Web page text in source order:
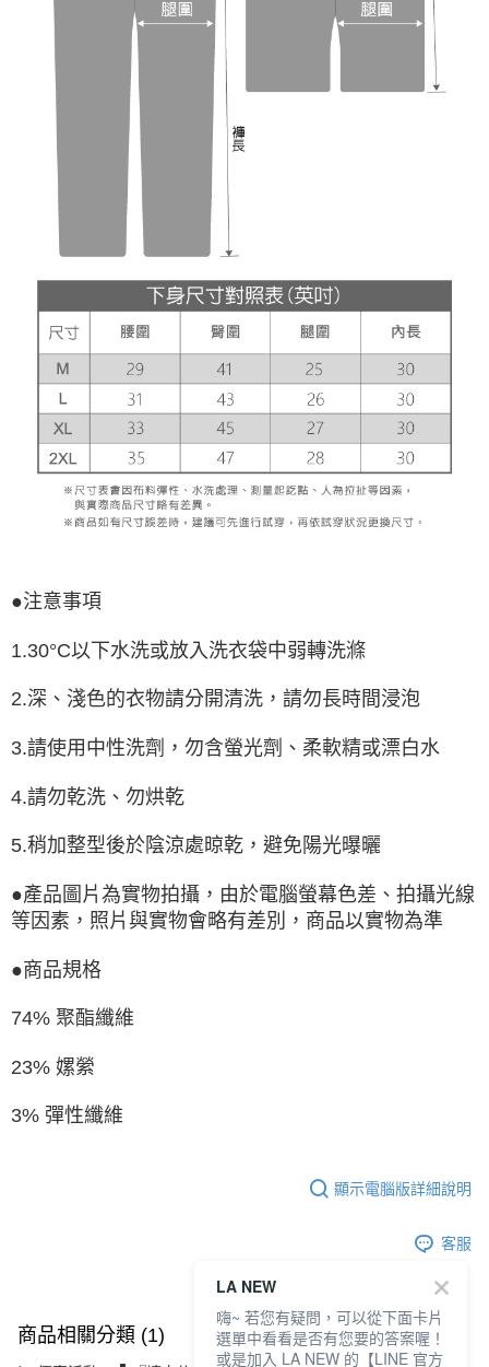
●注意事項
1.30°C以下水洗或放入洗衣袋中弱轉洗滌
2.深、淺色的衣物請分開清洗，請勿長時間浸泡
3.請使用中性洗劑，勿含螢光劑、柔軟精或漂白水
4.請勿乾洗、勿烘乾
5.稍加整型後於陰涼處晾乾，避免陽光曝曬
●產品圖片為實物拍攝，由於電腦螢幕色差、拍攝光線
等因素，照片與實物會略有差別，商品以實物為準
●商品規格
74% 聚酯纖維
23% 嫘縈
3% 彈性纖維
顯示電腦版詳細說明
客服
商品相關分類 (1)
LA NEW
嗨~ 若您有疑問，可以從下面卡片
選單中看看是否有您要的答案喔！
或是加入 LA NEW 的【LINE 官方